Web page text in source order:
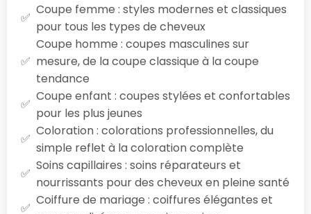
Coupe femme : styles modernes et classiques
pour tous les types de cheveux
Coupe homme : coupes masculines sur
mesure, de la coupe classique à la coupe
tendance
Coupe enfant : coupes stylées et confortables
pour les plus jeunes
Coloration : colorations professionnelles, du
simple reflet à la coloration complète
Soins capillaires : soins réparateurs et
nourrissants pour des cheveux en pleine santé
Coiffure de mariage : coiffures élégantes et